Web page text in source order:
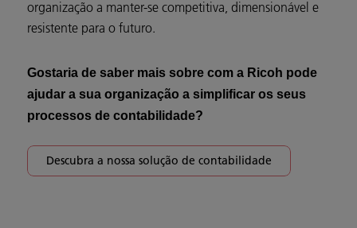
organização a manter-se competitiva, dimensionável e
resistente para o futuro.
Gostaria de saber mais sobre com a Ricoh pode
ajudar a sua organização a simplificar os seus
processos de contabilidade?
Descubra a nossa solução de contabilidade